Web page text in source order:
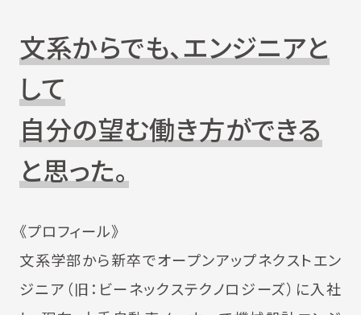
文系からでも、エンジニアと
して
自分の望む働き方ができる
と思った。
《プロフィール》
文系学部から新卒でオープンアップネクストエン
ジニア（旧：ビーネックステクノロジーズ）に入社